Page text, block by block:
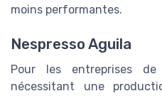
moins performantes.
Nespresso Aguila
Pour les entreprises
nécessitant une